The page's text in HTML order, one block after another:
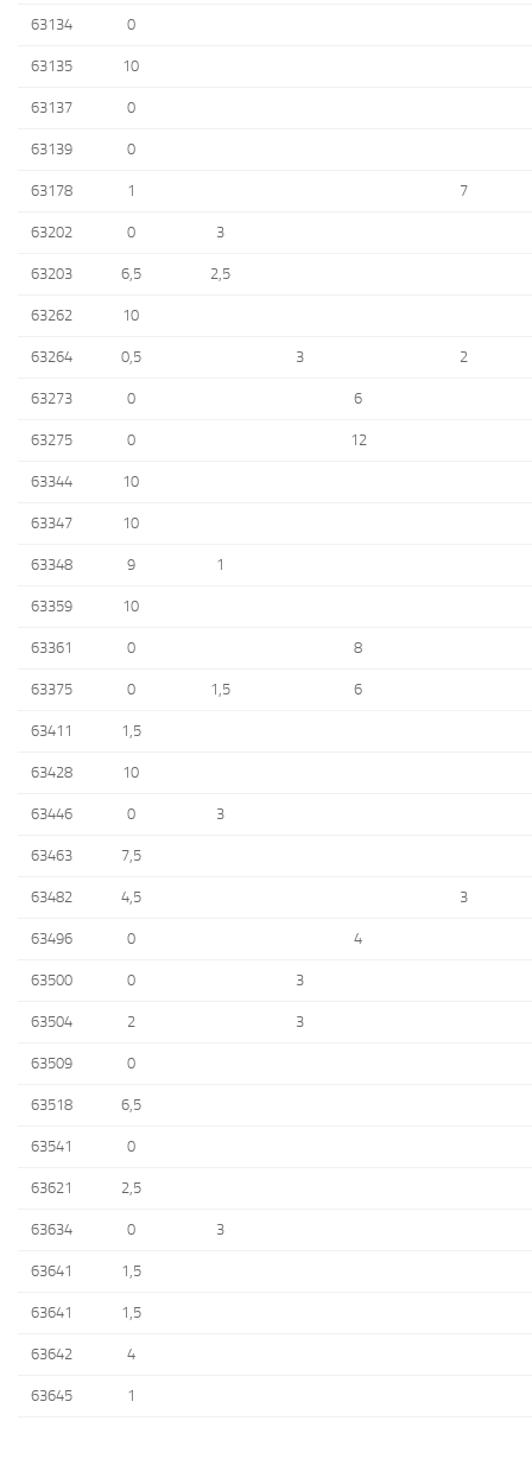
63134 0
63135 10
63137 0
63139 0
63178 1 7
63202 0 3
63203 6,5 2,5
63262 10
63264 0,5 3 2
63273 0 6
63275 0 12
63344 10
63347 10
63348 9 1
63359 10
63361 0 8
63375 0 1,5 6
63411 1,5
63428 10
63446 0 3
63463 7,5
63482 4,5 3
63496 0 4
63500 0 3
63504 2 3
63509 0
63518 6,5
63541 0
63621 2,5
63634 0 3
63641 1,5
63641 1,5
63642 4
63645 1